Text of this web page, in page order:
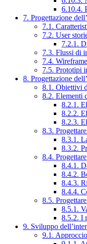
6.10.4.
7. Progettazione
7.1.
7.2. User
7.2.1.
7.3. Flussi di
7.4. Wireframe
7.5. Prototipi
8. Progettazione
8.1. Obiettivi
8.2. Elementi
8.2.1.
8.2.2.
8.2.3.
8.3.
8.3.1.
8.3.2.
8.4.
8.4.1.
8.4.2.
8.4.3.
8.4.4.
8.5.
8.5.1.
8.5.2. I
9. Sviluppo
9.1.